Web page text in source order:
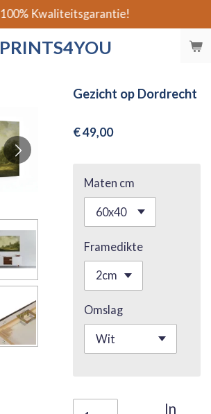
PRINTS4YOU
100% Kwaliteitsgarantie!
Gezicht op Dordrecht
€ 49,00
Maten cm
Framedikte
Omslag
In